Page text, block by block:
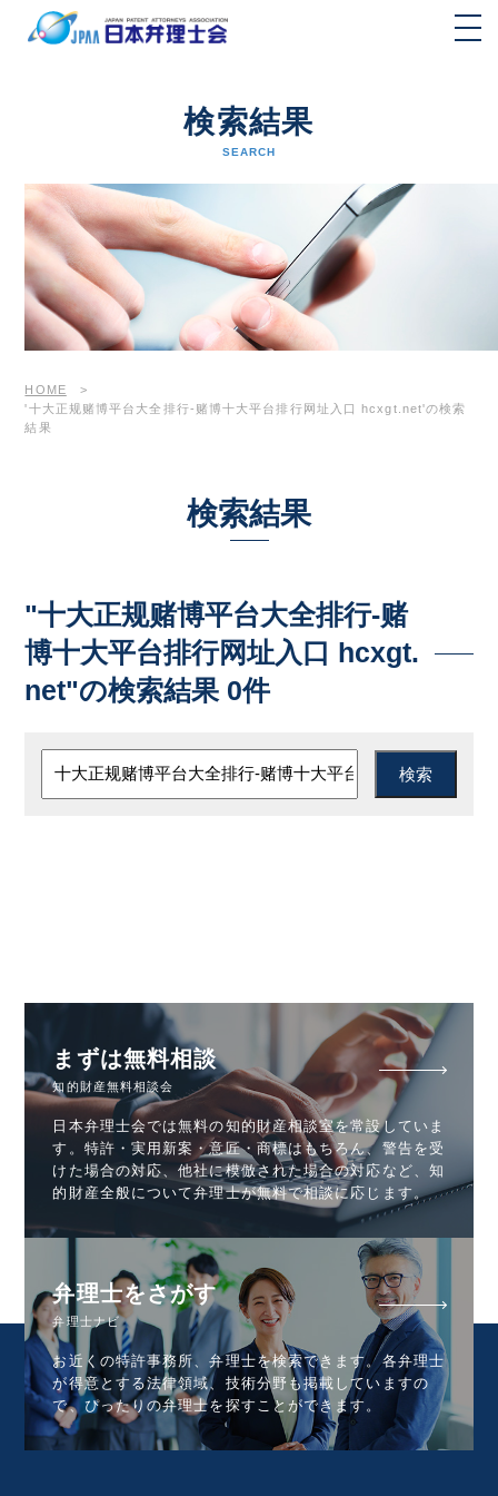
検索結果
SEARCH
HOME >
'十大正规赌博平台大全排行-赌博十大平台排行网址入口 hcxgt.net'の検索
結果
検索結果
"十大正规赌博平台大全排行-赌
博十大平台排行网址入口 hcxgt.
net"の検索結果 0件
まずは無料相談
知的財産無料相談会
日本弁理士会では無料の知的財産相談室を常設していま
す。特許・実用新案・意匠・商標はもちろん、警告を受
けた場合の対応、他社に模倣された場合の対応など、知
的財産全般について弁理士が無料で相談に応じます。
弁理士をさがす
弁理士ナビ
お近くの特許事務所、弁理士を検索できます。各弁理士
が得意とする法律領域、技術分野も掲載していますの
で、ぴったりの弁理士を探すことができます。